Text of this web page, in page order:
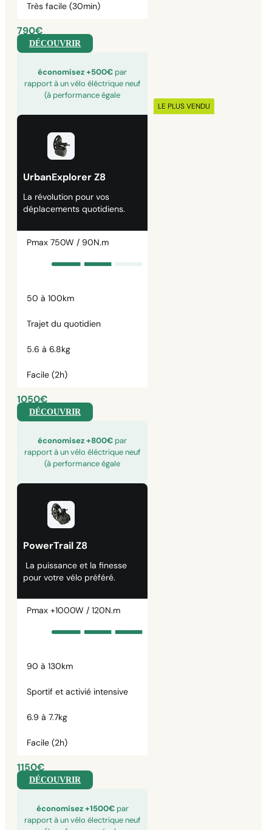
Très facile (30min)
790€
DÉCOUVRIR
économisez +500€ par
rapport à un vélo éléctrique neuf
(à performance égale
UrbanExplorer Z8
La révolution pour vos
déplacements quotidiens.
Pmax 750W / 90N.m
50 à 100km
Trajet du quotidien
5.6 à 6.8kg
Facile (2h)
1050€
DÉCOUVRIR
économisez +800€ par
rapport à un vélo éléctrique neuf
(à performance égale
LE PLUS VENDU
PowerTrail Z8
La puissance et la finesse
pour votre vélo préféré.
Pmax +1000W / 120N.m
90 à 130km
Sportif et activié intensive
6.9 à 7.7kg
Facile (2h)
1150€
DÉCOUVRIR
économisez +1500€ par
rapport à un vélo électrique neuf